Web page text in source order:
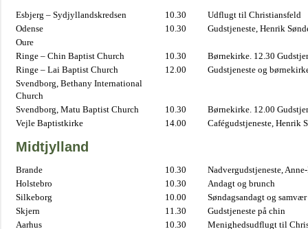
Esbjerg – Sydjyllandskredsen 10.30
Udflugt til Christiansfeld
Odense
10.30
Gudstjeneste, Henrik
Oure
Ringe – Chin Baptist Church
10.30
Børnekirke. 12.30
Ringe – Lai Baptist Church
12.00
Gudstjeneste og
Svendborg, Bethany International
Church
Svendborg, Matu Baptist Church
10.30
Børnekirke. 12.00
Vejle Baptistkirke
14.00 Cafégudstjeneste, Henrik
Midtjylland
Brande 10.30
Nadvergudstjeneste,
Holstebro
10.30
Andagt og brunch
Silkeborg
10.00
Søndagsandagt og samvær
Skjern
11.30
Gudstjeneste på chin
Aarhus
10.30 Menighedsudflugt til